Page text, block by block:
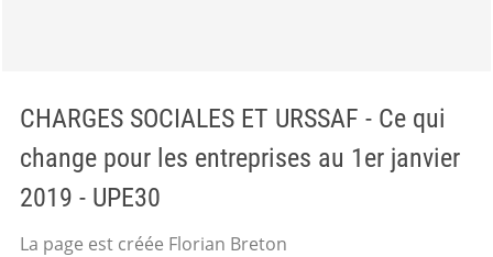
CHARGES SOCIALES ET URSSAF - Ce qui
change pour les entreprises au 1er janvier
2019 - UPE30
La page est créée Florian Breton